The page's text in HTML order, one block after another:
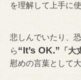
を理解して上手に
悲しんでいたり、
ら“It’s OK.” 「大
慰めの言葉として